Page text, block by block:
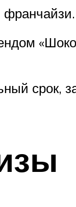
франчайзи.
срок,